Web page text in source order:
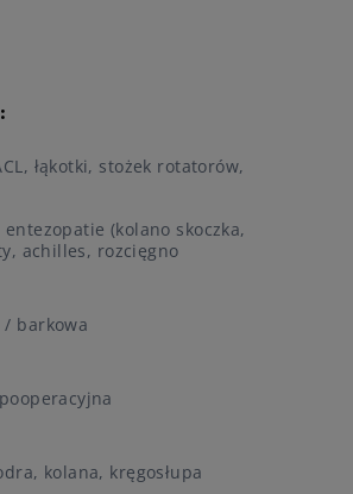
łąkotki, stożek rotatorów,
(kolano skoczka,
achilles, rozcięgno
/ barkowa
kolana, kręgosłupa